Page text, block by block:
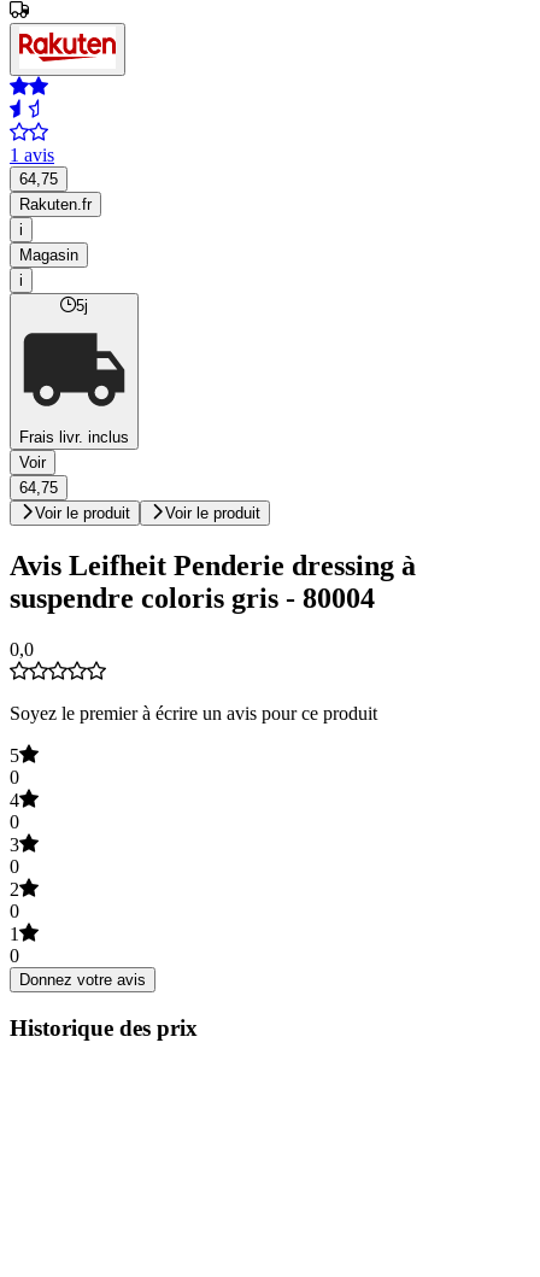
1 avis
64,75
Rakuten.fr
i
Magasin
i
5j
Frais livr. inclus
Voir
64,75
Voir le produit
Voir le produit
Avis Leifheit Penderie dressing à
suspendre coloris gris - 80004
0,0
Soyez le premier à écrire un avis pour ce produit
5
0
4
0
3
0
2
0
1
0
Donnez votre avis
Historique des prix